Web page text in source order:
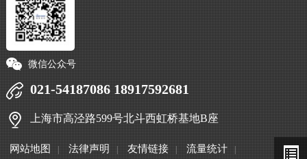
微信公众号
021-54187086 18917592681
上海市高泾路599号北斗西虹桥基地B座
网站地图 法律声明 友情链接 流量统计